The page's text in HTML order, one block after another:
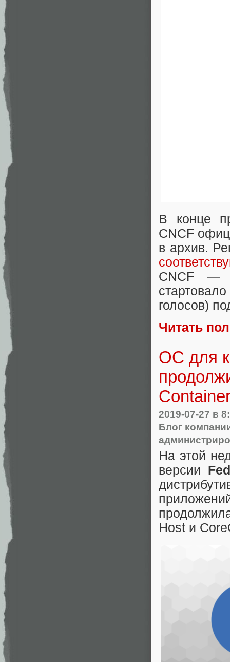
В конце
CNCF
в архив.
CNCF —
голосов)
Читать
ОС для
2019-07-27 в
Блог
На этой
версии
Host и